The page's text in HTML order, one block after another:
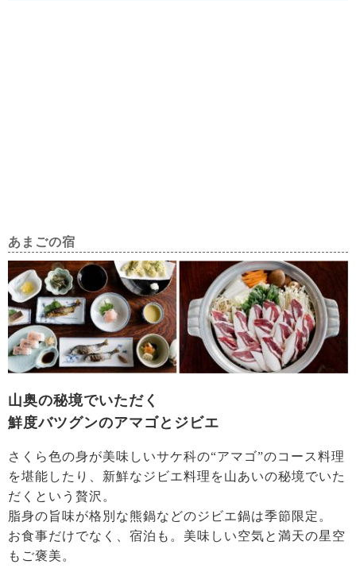
あまごの宿
山奥の秘境でいただく
鮮度バツグンのアマゴとジビエ
さくら色の身が美味しいサケ科の“アマゴ”のコース料理
を堪能したり、新鮮なジビエ料理を山あいの秘境でいた
だくという贅沢。
脂身の旨味が格別な熊鍋などのジビエ鍋は季節限定。
お食事だけでなく、宿泊も。美味しい空気と満天の星空
もご褒美。